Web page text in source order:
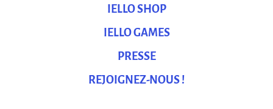
IELLO SHOP
IELLO GAMES
PRESSE
REJOIGNEZ-NOUS !